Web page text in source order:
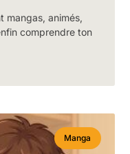
mangas, animés,
comprendre ton
Manga